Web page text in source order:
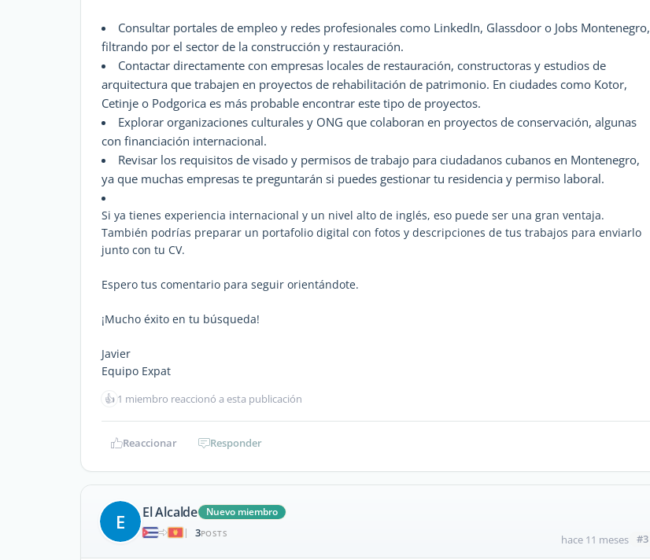
Consultar portales de empleo y redes profesionales como LinkedIn, Glassdoor o Jobs Montenegro,
filtrando por el sector de la construcción y restauración.
Contactar directamente con empresas locales de restauración, constructoras y estudios de
arquitectura que trabajen en proyectos de rehabilitación de patrimonio. En ciudades como Kotor,
Cetinje o Podgorica es más probable encontrar este tipo de proyectos.
Explorar organizaciones culturales y ONG que colaboran en proyectos de conservación, algunas
con financiación internacional.
Revisar los requisitos de visado y permisos de trabajo para ciudadanos cubanos en Montenegro,
ya que muchas empresas te preguntarán si puedes gestionar tu residencia y permiso laboral.
Si ya tienes experiencia internacional y un nivel alto de inglés, eso puede ser una gran ventaja.
También podrías preparar un portafolio digital con fotos y descripciones de tus trabajos para enviarlo
junto con tu CV.
Espero tus comentario para seguir orientándote.
¡Mucho éxito en tu búsqueda!
Javier
Equipo Expat
👍 1 miembro reaccionó a esta publicación
Reaccionar Responder
E El Alcalde
Nuevo miembro
|
3POSTS hace 11 meses #3